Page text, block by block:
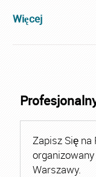
Więcej
Zapisz Się
Warszawy.